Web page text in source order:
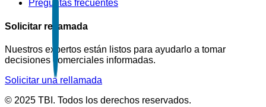
Preguntas frecuentes
Solicitar rellamada
Nuestros expertos están listos para ayudarlo a tomar
decisiones comerciales informadas.
Solicitar una rellamada
© 2025 TBI. Todos los derechos reservados.